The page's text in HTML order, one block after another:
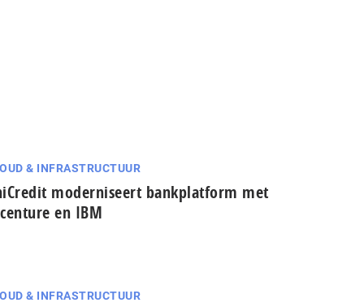
& INFRASTRUCTUUR
moderniseert bankplatform met
en IBM
& INFRASTRUCTUUR